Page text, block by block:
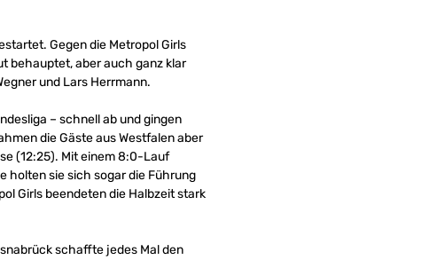
Gegen die Metropol Girls
behauptet, aber auch ganz klar
und Lars Herrmann.
– schnell ab und gingen
die Gäste aus Westfalen aber
(12:25). Mit einem 8:0-Lauf
holten sie sich sogar die Führung
Girls beendeten die Halbzeit stark
schaffte jedes Mal den